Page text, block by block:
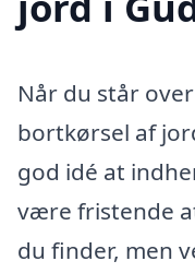
Når du står
bortkørsel af
god idé at
være fristende
du finder, men